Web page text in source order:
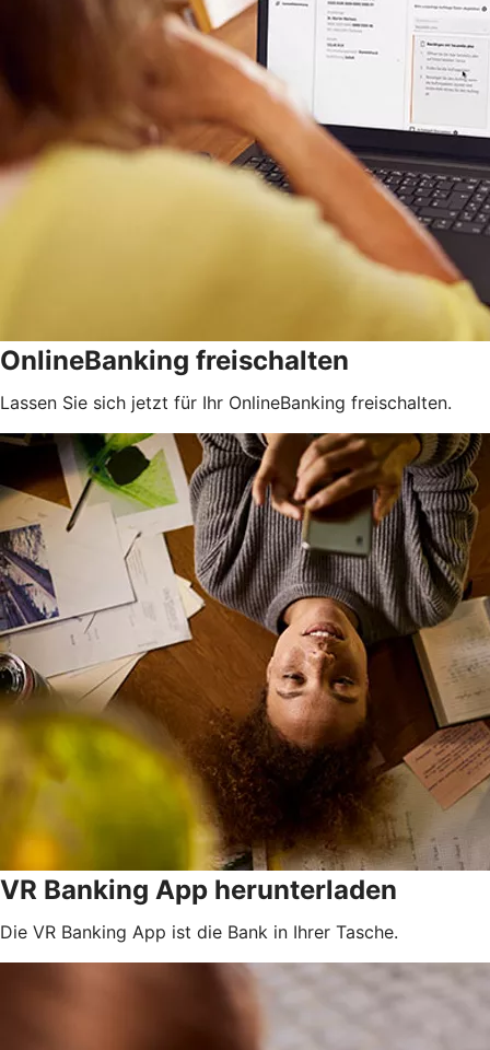
OnlineBanking freischalten
Lassen Sie sich jetzt für Ihr OnlineBanking freischalten.
VR Banking App herunterladen
Die VR Banking App ist die Bank in Ihrer Tasche.